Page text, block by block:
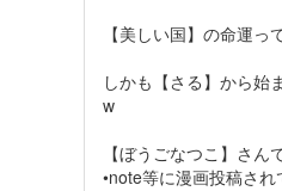
【美しい国】の命運
しかも【さる】から始
w
【ぼうごなつこ】さん
•note等に漫画投稿さ